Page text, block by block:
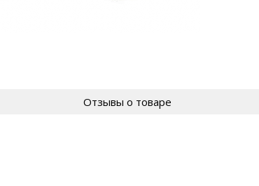
Отзывы о товаре